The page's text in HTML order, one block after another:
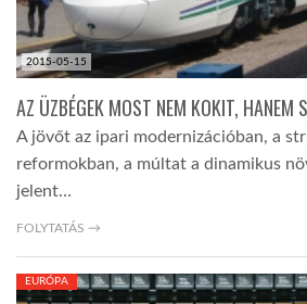
2015-05-15
AZ ÜZBÉGEK MOST NEM KOKIT, HANEM
A jövőt az ipari modernizációban, a
reformokban, a múltat a dinamikus
jelent…
FOLYTATÁS →
EURÓPA